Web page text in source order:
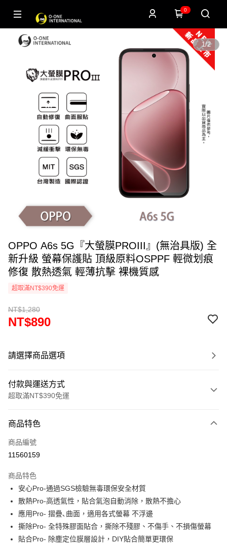
0
1/2
OPPO A6s 5G『大螢膜PROIII』(無治具版) 全
新升級 螢幕保護貼 頂級原料OSPPF 輕微划痕
修復 散熱透氣 輕薄抗擊 裸機質感
超取滿NT$390免運
NT$1,280
NT$890
請選擇商品選項
付款與運送方式
超取滿NT$390免運
信用卡一次付款
超商取貨付款
Apple Pay
街口支付
悠遊付
全盈+PAY
商品特色
商品編號
11560159
商品特色
安心Pro-通過SGS檢驗無毒環保安全材質
散熱Pro-高透氣性，貼合氣泡自動消除，散熱不擔心
應用Pro- 摺疊､曲面，適用各式螢幕 不浮邊
撕除Pro- 全特殊膠面貼合，撕除不殘膠、不傷手、不損傷螢幕
貼合Pro- 除塵定位膜層設計，DIY貼合簡單更環保